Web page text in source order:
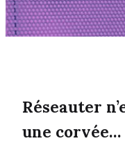
Réseauter
une corvée…